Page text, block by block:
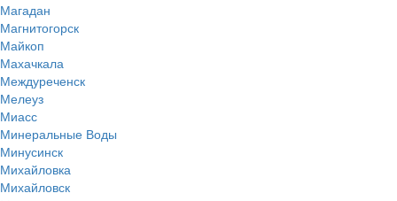
Магадан
Магнитогорск
Майкоп
Махачкала
Междуреченск
Мелеуз
Миасс
Минеральные Воды
Минусинск
Михайловка
Михайловск